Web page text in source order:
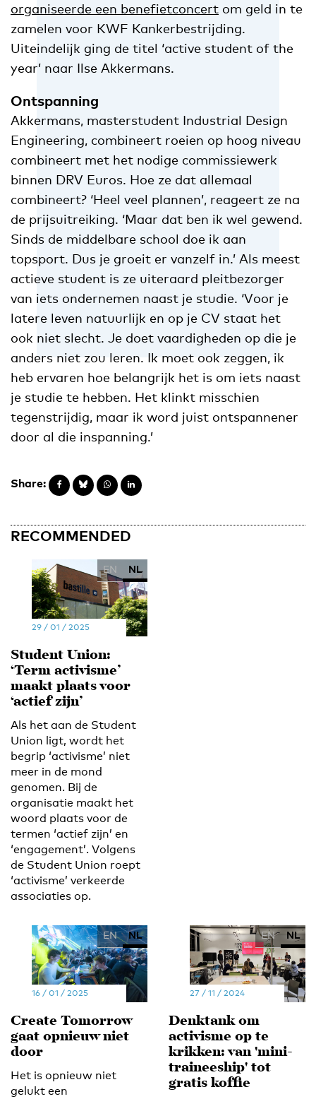
organiseerde een benefietconcert om geld in te
zamelen voor KWF Kankerbestrijding.
Uiteindelijk ging de titel ‘active student of the
year’ naar Ilse Akkermans.
Ontspanning
Akkermans, masterstudent Industrial Design
Engineering, combineert roeien op hoog niveau
combineert met het nodige commissiewerk
binnen DRV Euros. Hoe ze dat allemaal
combineert? ‘Heel veel plannen’, reageert ze na
de prijsuitreiking. ‘Maar dat ben ik wel gewend.
Sinds de middelbare school doe ik aan
topsport. Dus je groeit er vanzelf in.’ Als meest
actieve student is ze uiteraard pleitbezorger
van iets ondernemen naast je studie. ‘Voor je
latere leven natuurlijk en op je CV staat het
ook niet slecht. Je doet vaardigheden op die je
anders niet zou leren. Ik moet ook zeggen, ik
heb ervaren hoe belangrijk het is om iets naast
je studie te hebben. Het klinkt misschien
tegenstrijdig, maar ik word juist ontspannener
door al die inspanning.’
Share:
RECOMMENDED
EN NL
29 / 01 / 2025
Student Union:
‘Term activisme’
maakt plaats voor
‘actief zijn’
Als het aan de Student
Union ligt, wordt het
begrip ‘activisme’ niet
meer in de mond
genomen. Bij de
organisatie maakt het
woord plaats voor de
termen ‘actief zijn’ en
‘engagement’. Volgens
de Student Union roept
‘activisme’ verkeerde
associaties op.
EN NL
16 / 01 / 2025
Create Tomorrow
gaat opnieuw niet
door
Het is opnieuw niet
gelukt een
EN NL
27 / 11 / 2024
Denktank om
activisme op te
krikken: van 'mini-
traineeship' tot
gratis koffie